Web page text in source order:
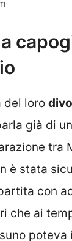
del loro
già di
tra
è stata
con
che ai
poteva